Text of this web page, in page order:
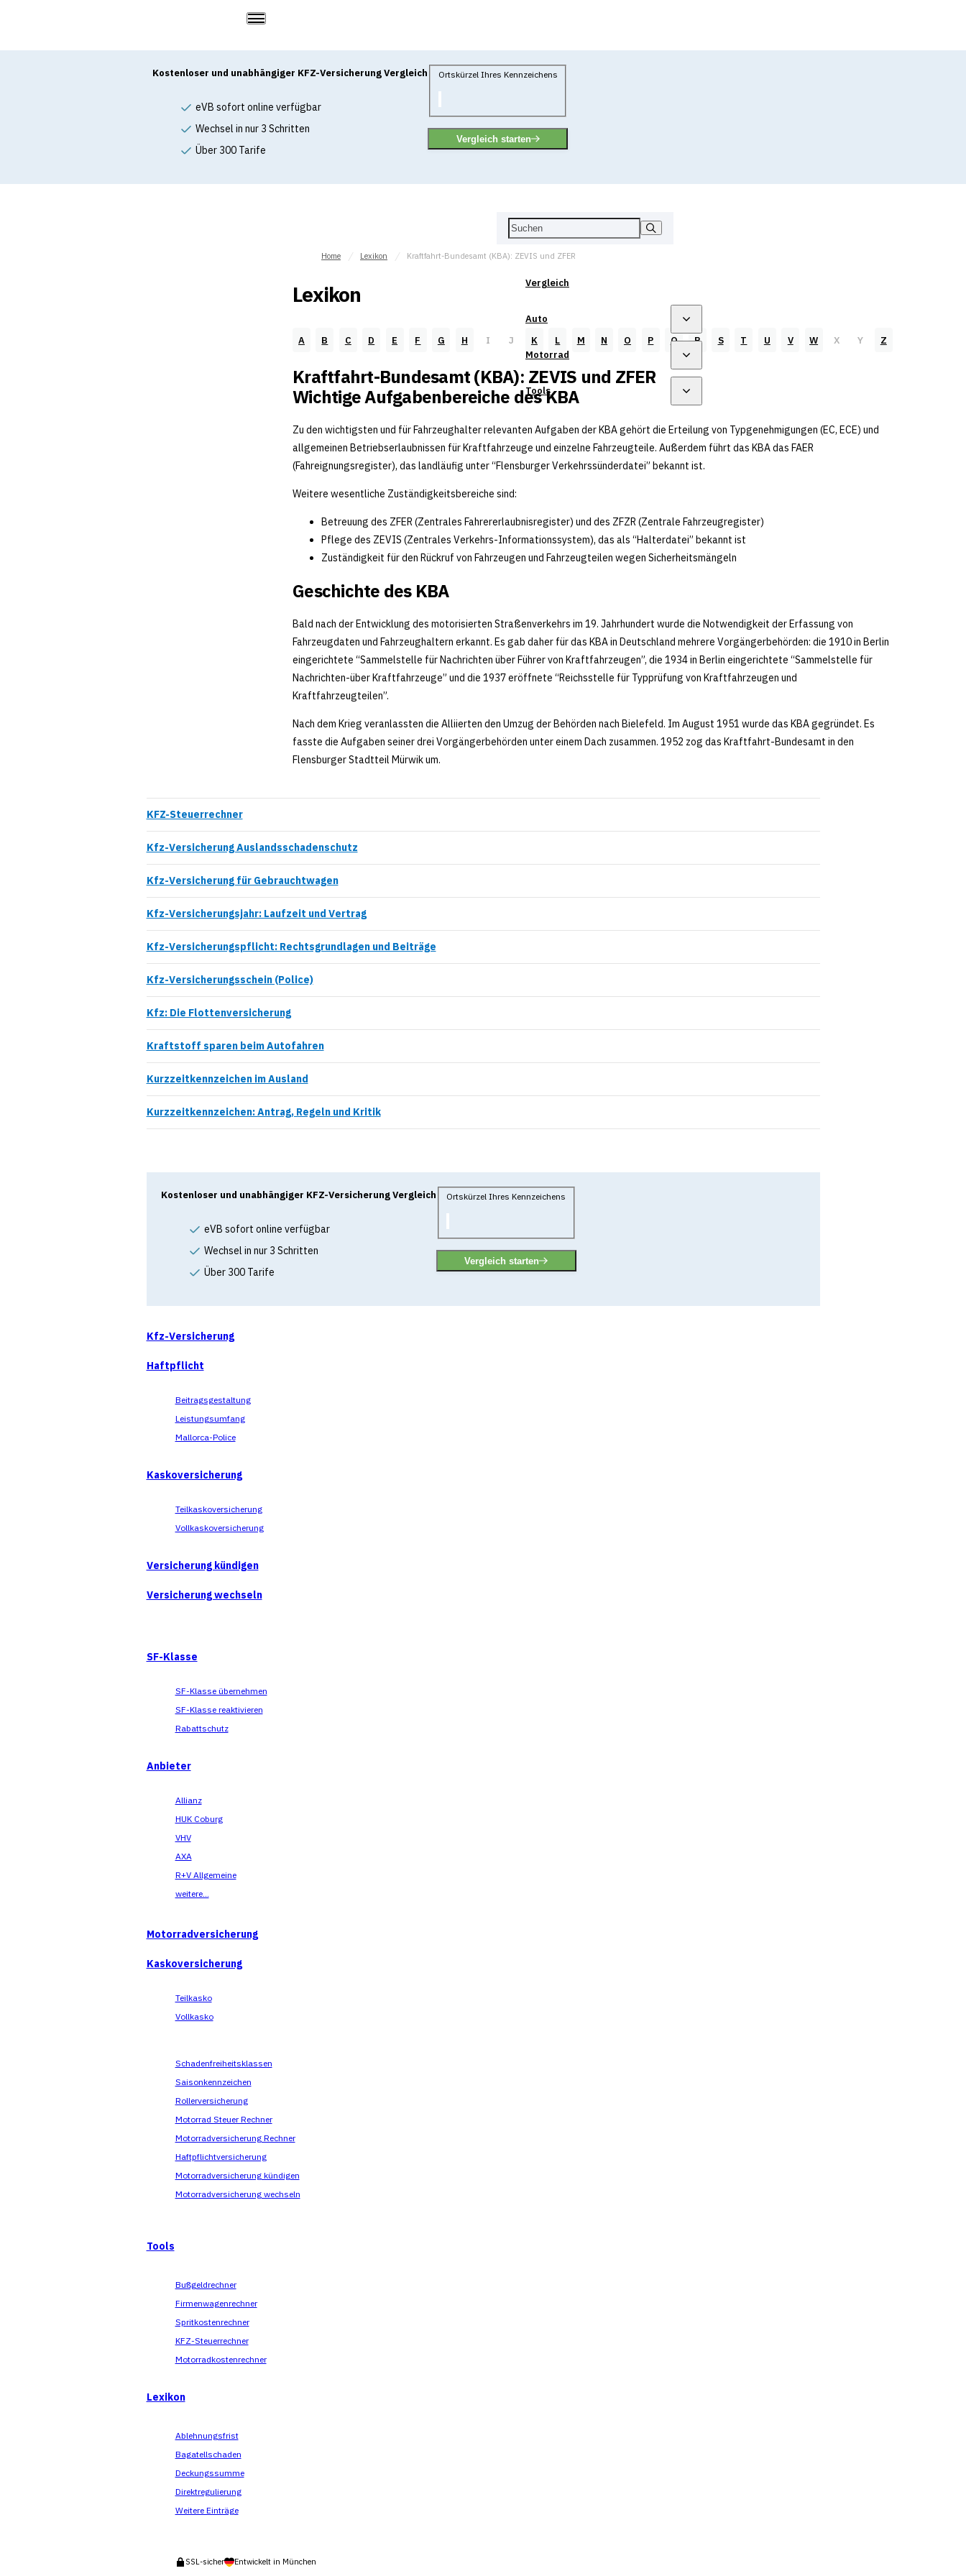
Vergleich
Auto
Motorrad
Tools
Kostenloser und unabhängiger KFZ-Versicherung Vergleich
eVB sofort online verfügbar
Wechsel in nur 3 Schritten
Über 300 Tarife
Ortskürzel Ihres Kennzeichens
Vergleich starten
Home Lexikon Kraftfahrt-Bundesamt (KBA): ZEVIS und ZFER
Lexikon
A B C D E F G H I J K L M N O P Q R S T U V W X Y Z
Kraftfahrt-Bundesamt (KBA): ZEVIS und ZFER
Wichtige Aufgabenbereiche des KBA
Zu den wichtigsten und für Fahrzeughalter relevanten Aufgaben der KBA gehört die Erteilung von Typgenehmigungen (EC, ECE) und
allgemeinen Betriebserlaubnissen für Kraftfahrzeuge und einzelne Fahrzeugteile. Außerdem führt das KBA das FAER
(Fahreignungsregister), das landläufig unter “Flensburger Verkehrssünderdatei” bekannt ist.
Weitere wesentliche Zuständigkeitsbereiche sind:
Betreuung des ZFER (Zentrales Fahrererlaubnisregister) und des ZFZR (Zentrale Fahrzeugregister)
Pflege des ZEVIS (Zentrales Verkehrs-Informationssystem), das als “Halterdatei” bekannt ist
Zuständigkeit für den Rückruf von Fahrzeugen und Fahrzeugteilen wegen Sicherheitsmängeln
Geschichte des KBA
Bald nach der Entwicklung des motorisierten Straßenverkehrs im 19. Jahrhundert wurde die Notwendigkeit der Erfassung von
Fahrzeugdaten und Fahrzeughaltern erkannt. Es gab daher für das KBA in Deutschland mehrere Vorgängerbehörden: die 1910 in Berlin
eingerichtete “Sammelstelle für Nachrichten über Führer von Kraftfahrzeugen”, die 1934 in Berlin eingerichtete “Sammelstelle für
Nachrichten-über Kraftfahrzeuge” und die 1937 eröffnete “Reichsstelle für Typprüfung von Kraftfahrzeugen und
Kraftfahrzeugteilen”.
Nach dem Krieg veranlassten die Alliierten den Umzug der Behörden nach Bielefeld. Im August 1951 wurde das KBA gegründet. Es
fasste die Aufgaben seiner drei Vorgängerbehörden unter einem Dach zusammen. 1952 zog das Kraftfahrt-Bundesamt in den
Flensburger Stadtteil Mürwik um.
KFZ-Steuerrechner
Kfz-Versicherung Auslandsschadenschutz
Kfz-Versicherung für Gebrauchtwagen
Kfz-Versicherungsjahr: Laufzeit und Vertrag
Kfz-Versicherungspflicht: Rechtsgrundlagen und Beiträge
Kfz-Versicherungsschein (Police)
Kfz: Die Flottenversicherung
Kraftstoff sparen beim Autofahren
Kurzzeitkennzeichen im Ausland
Kurzzeitkennzeichen: Antrag, Regeln und Kritik
Kostenloser und unabhängiger KFZ-Versicherung Vergleich
eVB sofort online verfügbar
Wechsel in nur 3 Schritten
Über 300 Tarife
Ortskürzel Ihres Kennzeichens
Vergleich starten
Kfz-Versicherung
Haftpflicht
Beitragsgestaltung
Leistungsumfang
Mallorca-Police
Kaskoversicherung
Teilkaskoversicherung
Vollkaskoversicherung
Versicherung kündigen
Versicherung wechseln
SF-Klasse
SF-Klasse übernehmen
SF-Klasse reaktivieren
Rabattschutz
Anbieter
Allianz
HUK Coburg
VHV
AXA
R+V Allgemeine
weitere...
Motorradversicherung
Kaskoversicherung
Teilkasko
Vollkasko
Schadenfreiheitsklassen
Saisonkennzeichen
Rollerversicherung
Motorrad Steuer Rechner
Motorradversicherung Rechner
Haftpflichtversicherung
Motorradversicherung kündigen
Motorradversicherung wechseln
Tools
Bußgeldrechner
Firmenwagenrechner
Spritkostenrechner
KFZ-Steuerrechner
Motorradkostenrechner
Lexikon
Ablehnungsfrist
Bagatellschaden
Deckungssumme
Direktregulierung
Weitere Einträge
SSL-sicher Entwickelt in München